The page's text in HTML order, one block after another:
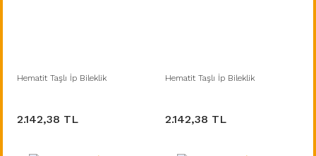
Hematit Taşlı İp Bileklik
2.142,38 TL
Hematit Taşlı İp Bileklik
2.142,38 TL